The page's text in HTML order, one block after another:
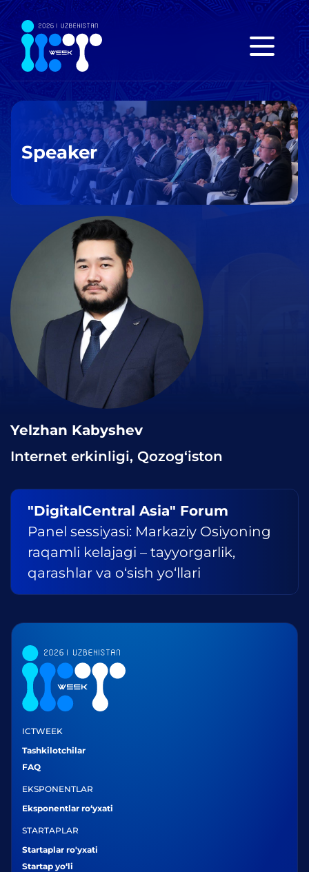
Speaker
Yelzhan Kabyshev
Internet erkinligi, Qozog‘iston
"DigitalCentral Asia" Forum
Panel sessiyasi: Markaziy Osiyoning
raqamli kelajagi – tayyorgarlik,
qarashlar va o‘sish yo‘llari
ICTWEEK
Tashkilotchilar
FAQ
EKSPONENTLAR
Eksponentlar ro‘yxati
STARTAPLAR
Startaplar ro'yxati
Startap yo‘li